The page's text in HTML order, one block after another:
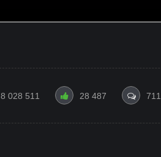
8 028 511 28 487 711